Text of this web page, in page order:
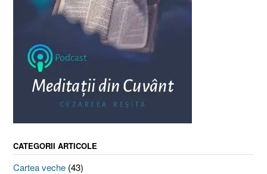
CATEGORII ARTICOLE
Cartea veche (43)